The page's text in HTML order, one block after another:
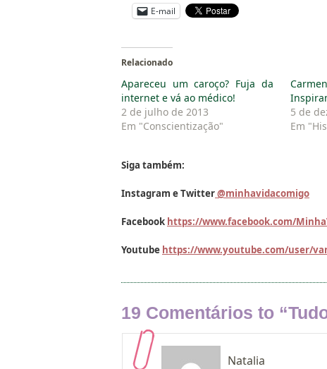
E-mail
Relacionado
Apareceu um caroço? Fuja da
internet e vá ao médico!
2 de julho de 2013
Em "Conscientização"
5 de
Em
Siga também:
Instagram e Twitter@minhavidacomigo
Facebook https://www.facebook.com/
Youtube https://www.youtube.com/user/
19 Comentários to “
Natalia